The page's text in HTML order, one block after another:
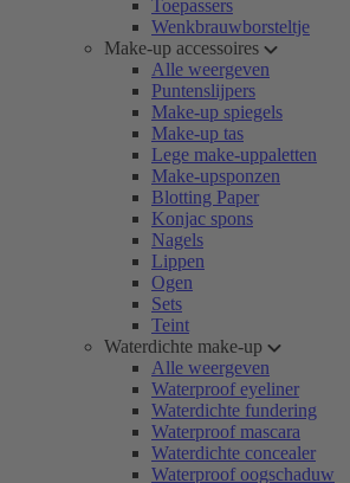
Toepassers
Wenkbrauwborsteltje
Make-up accessoires
Alle weergeven
Puntenslijpers
Make-up spiegels
Make-up tas
Lege make-uppaletten
Make-upsponzen
Blotting Paper
Konjac spons
Nagels
Lippen
Ogen
Sets
Teint
Waterdichte make-up
Alle weergeven
Waterproof eyeliner
Waterdichte fundering
Waterproof mascara
Waterdichte concealer
Waterproof oogschaduw